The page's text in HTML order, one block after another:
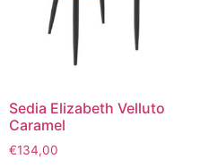
Sedia Elizabeth Velluto
Caramel
€134,00